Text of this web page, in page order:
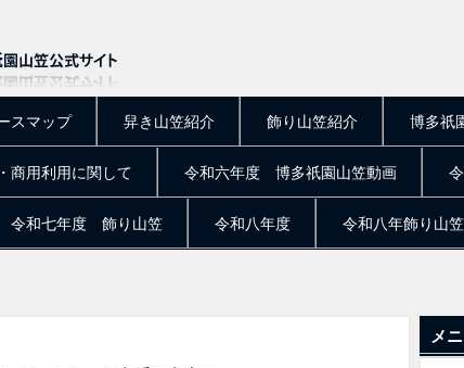
スマップ 舁き山笠紹介 飾り山笠紹介 博多祇
商用利用に関して 令和六年度 博多祇園山笠動画
令和七年度 飾り山笠 令和八年度 令和八年飾り山笠
メ